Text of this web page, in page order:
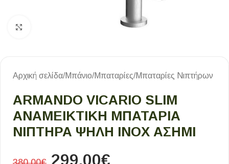
Αρχική σελίδα/Μπάνιο/Μπαταρίες/Μπαταρίες Νιπτήρων
ARMANDO VICARIO SLIM
ΑΝΑΜΕΙΚΤΙΚΉ ΜΠΑΤΑΡΊΑ
ΝΙΠΤΉΡΑ ΨΗΛΉ INOX ΑΣΗΜΊ
299,00€